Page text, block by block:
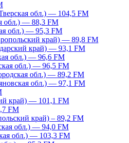
обл.) — 104,5 FM
обл.) — 88,3 FM
обл.) — 95,3 FM
край) — 89,8 FM
край) — 93,1 FM
обл.) — 96,6 FM
обл.) — 96,5 FM
обл.) — 89,2 FM
обл.) — 97,1 FM
край) — 101,1 FM
FM
край) – 89,2 FM
обл.) — 94,0 FM
обл.) — 103,3 FM